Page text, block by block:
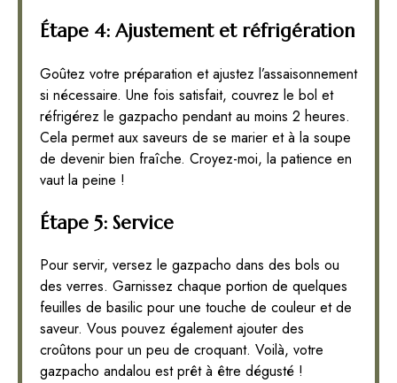
Étape 4: Ajustement et réfrigération
Goûtez votre préparation et ajustez l’assaisonnement
si nécessaire. Une fois satisfait, couvrez le bol et
réfrigérez le gazpacho pendant au moins 2 heures.
Cela permet aux saveurs de se marier et à la soupe
de devenir bien fraîche. Croyez-moi, la patience en
vaut la peine !
Étape 5: Service
Pour servir, versez le gazpacho dans des bols ou
des verres. Garnissez chaque portion de quelques
feuilles de basilic pour une touche de couleur et de
saveur. Vous pouvez également ajouter des
croûtons pour un peu de croquant. Voilà, votre
gazpacho andalou est prêt à être dégusté !